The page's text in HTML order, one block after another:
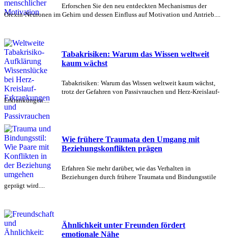
Erforschen Sie den neu entdeckten Mechanismus der
Orexin-Neuronen im Gehirn und dessen Einfluss auf Motivation und Antrieb....
Tabakrisiken: Warum das Wissen weltweit
kaum wächst
Tabakrisiken: Warum das Wissen weltweit kaum wächst,
trotz der Gefahren von Passivrauchen und Herz-Kreislauf-
Erkrankungen....
Wie frühere Traumata den Umgang mit
Beziehungskonflikten prägen
Erfahren Sie mehr darüber, wie das Verhalten in
Beziehungen durch frühere Traumata und Bindungsstile
geprägt wird....
Ähnlichkeit unter Freunden fördert
emotionale Nähe